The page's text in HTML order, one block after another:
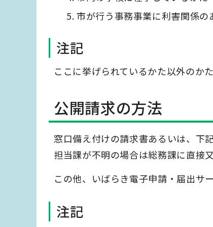
市が行う事務事業に利害関係の
注記
ここに挙げられているかた以外のか
公開請求の方法
窓口備え付けの請求書あるいは、下
担当課が不明の場合は総務課に直接
この他、いばらき電子申請・届出サ
注記